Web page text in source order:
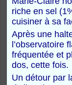
riche en sel
cuisiner à sa
Après une
l’observatoire
fréquentée et
dos, cette fois.
Un détour par